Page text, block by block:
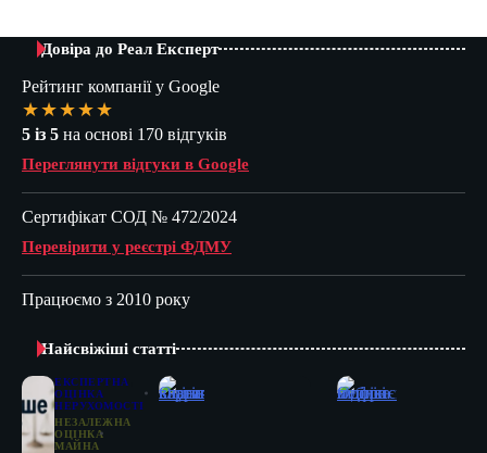
Довіра до Реал Експерт
Рейтинг компанії у Google
★★★★★
5 із 5 на основі 170 відгуків
Переглянути відгуки в Google
Сертифікат СОД № 472/2024
Перевірити у реєстрі ФДМУ
Працюємо з 2010 року
Найсвіжіші статті
ЕКСПЕРТНА
ОЦІНКА
НЕРУХОМОСТІ
НЕЗАЛЕЖНА
ОЦІНКА
МАЙНА